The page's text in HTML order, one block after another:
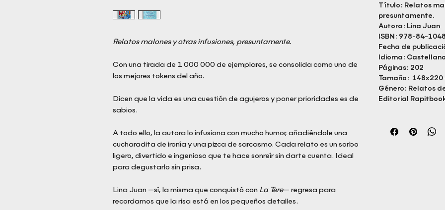
Relatos malones y otras infusiones, presuntamente.
Con una tirada de 1 000 000 de ejemplares, se consolida como uno de
los mejores tokens del año.
Dicen que la vida es una cuestión de agujeros y poner prioridades es de
sabios.
A todo ello, la autora lo infusiona con mucho humor, añadiéndole una
cucharadita de ironía y una pizca de sarcasmo. Cada relato es un sorbo
ligero, divertido e ingenioso que te hace sonreír sin darte cuenta. Ideal
para degustarlo sin prisa.
Lina Juan —sí, la misma que conquistó con La Tere— regresa para
recordarnos que la risa está en los pequeños detalles.
Título: Relatos
presuntamente.
Autora: Lina Juan
ISBN: 978-84-
Fecha de
Idioma: Castellano
Páginas: 202
Tamaño: 148x220
Género: Relatos
Editorial